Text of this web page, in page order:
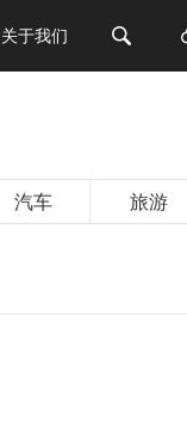
关于我们
汽车 旅游